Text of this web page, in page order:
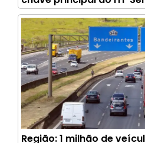
Região: 1 milhão de